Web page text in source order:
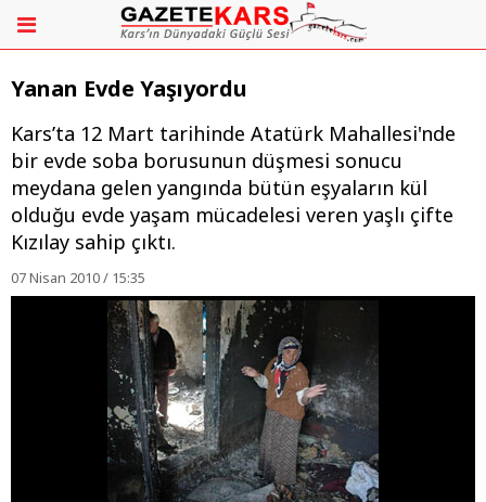
Yanan Evde Yaşıyordu
Kars’ta 12 Mart tarihinde Atatürk Mahallesi'nde
bir evde soba borusunun düşmesi sonucu
meydana gelen yangında bütün eşyaların kül
olduğu evde yaşam mücadelesi veren yaşlı çifte
Kızılay sahip çıktı.
07 Nisan 2010 / 15:35